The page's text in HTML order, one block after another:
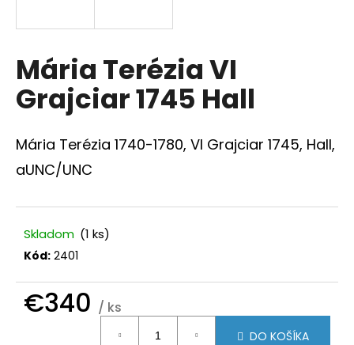
Mária Terézia VI
Grajciar 1745 Hall
Mária Terézia 1740-1780, VI Grajciar 1745, Hall,
aUNC/UNC
Skladom (1 ks)
Kód: 2401
€340 / ks
DO KOŠÍKA
s
ť
?
O
d
p
o